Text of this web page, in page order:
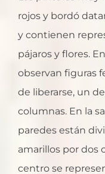
rojos y bordó
y contienen
pájaros y flores.
observan figuras
de liberarse, un
columnas. En la
paredes están
amarillos por dos
centro se